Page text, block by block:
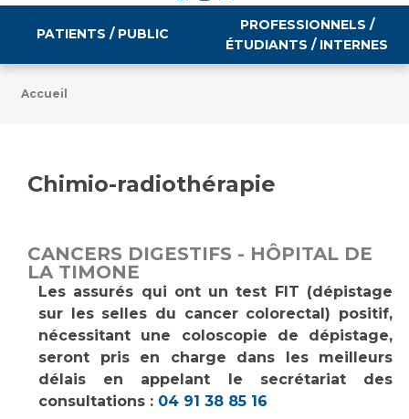
PATIENTS / PUBLIC
Tarifs
Vous allez être hospitalisé(e)
Vous avez un examen d'imagerie ou de radiologie
à réaliser
Vous avez une analyse à réaliser
Vous venez en consultation
myaphm, votre espace santé en ligne
Infos COVID-19
PROFESSIONNELS /
ÉTUDIANTS / INTERNES
Emploi / formation
Emplois administratifs
Emplois médicaux
Espace Formation
Étudiants hospitaliers
Emplois techniques et médico-techniques
Emplois divers
Accueil
Chimio-radiothérapie
CANCERS DIGESTIFS - HÔPITAL DE
LA TIMONE
Les assurés qui ont un test FIT (dépistage
sur les selles du cancer colorectal) positif,
nécessitant une coloscopie de dépistage,
seront pris en charge dans les meilleurs
délais en appelant le secrétariat des
consultations : 04 91 38 85 16